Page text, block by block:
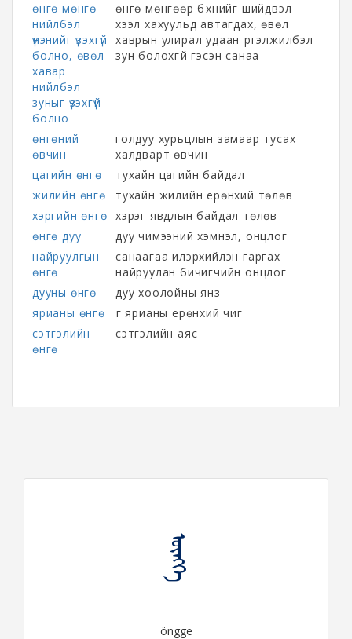
өнгө мөнгө
нийлбэл
үнэнийг үзэхгүй
болно, өвөл
хавар
нийлбэл
зуныг үзэхгүй
болно
өнгө мөнгөөр бүхнийг шийдвэл
хээл хахуульд автагдах, өвөл
хаврын улирал удаан үргэлжилбэл
зун болохгүй гэсэн санаа
өнгөний
өвчин
голдуу хурьцлын замаар тусах
халдварт өвчин
цагийн өнгө
тухайн цагийн байдал
жилийн өнгө
тухайн жилийн ерөнхий төлөв
хэргийн өнгө хэрэг явдлын байдал төлөв
өнгө дуу
дуу чимээний хэмнэл, онцлог
найруулгын
өнгө
санаагаа илэрхийлэн гаргах
найруулан бичигчийн онцлог
дууны өнгө
дуу хоолойны янз
ярианы өнгө
үг ярианы ерөнхий чиг
сэтгэлийн
өнгө
сэтгэлийн аяс
ᠥᠩᠭᠡ
öngge